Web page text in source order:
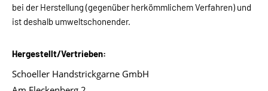
bei der Herstellung (gegenüber herkömmlichem Verfahren) und
ist deshalb umweltschonender.
Hergestellt/Vertrieben:
Schoeller Handstrickgarne GmbH